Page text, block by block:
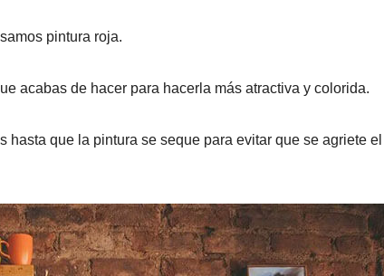
pintura roja.
acabas de hacer para hacerla más atractiva y colorida.
que la pintura se seque para evitar que se agriete